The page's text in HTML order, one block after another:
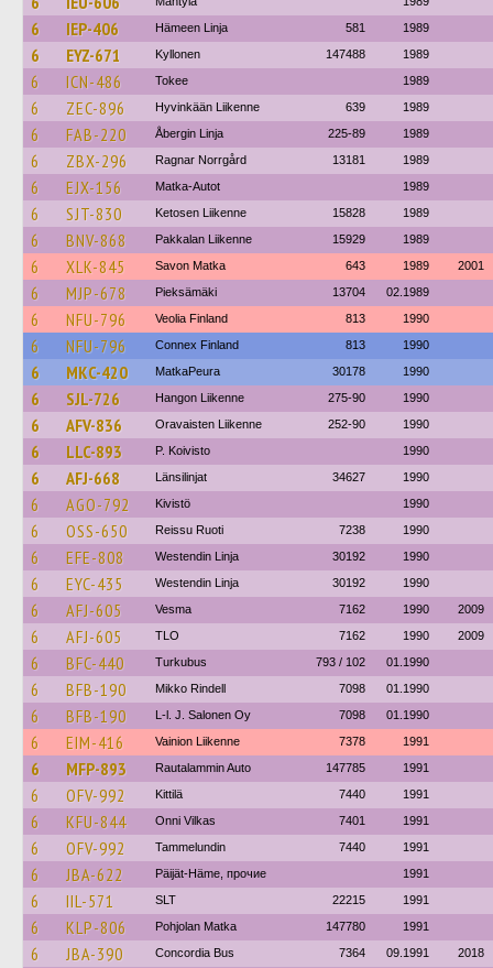
6 IEP-406 Hämeen Linja 581 1989
6 EYZ-671 Kyllonen 147488 1989
6 ICN-486 Tokee 1989
6 ZEC-896 Hyvinkään Liikenne 639 1989
6 FAB-220 Åbergin Linja 225-89 1989
6 ZBX-296 Ragnar Norrgård 13181 1989
6 EJX-156 Matka-Autot 1989
6 SJT-830 Ketosen Liikenne 15828 1989
6 BNV-868 Pakkalan Liikenne 15929 1989
6 XLK-845 Savon Matka 643 1989 2001
6 MJP-678 Pieksämäki 13704 02.1989
6 NFU-796 Veolia Finland 813 1990
6 NFU-796 Connex Finland 813 1990
6 MKC-420 MatkaPeura 30178 1990
6 SJL-726 Hangon Liikenne 275-90 1990
6 AFV-836 Oravaisten Liikenne 252-90 1990
6 LLC-893 P. Koivisto 1990
6 AFJ-668 Länsilinjat 34627 1990
6 AGO-792 Kivistö 1990
6 OSS-650 Reissu Ruoti 7238 1990
6 EFE-808 Westendin Linja 30192 1990
6 EYC-435 Westendin Linja 30192 1990
6 AFJ-605 Vesma 7162 1990 2009
6 AFJ-605 TLO 7162 1990 2009
6 BFC-440 Turkubus 793 / 102 01.1990
6 BFB-190 Mikko Rindell 7098 01.1990
6 BFB-190 L-l. J. Salonen Oy 7098 01.1990
6 EIM-416 Vainion Liikenne 7378 1991
6 MFP-893 Rautalammin Auto 147785 1991
6 OFV-992 Kittilä 7440 1991
6 KFU-844 Onni Vilkas 7401 1991
6 OFV-992 Tammelundin 7440 1991
6 JBA-622 Päijät-Häme, прочие 1991
6 IIL-571 SLT 22215 1991
6 KLP-806 Pohjolan Matka 147780 1991
6 JBA-390 Concordia Bus 7364 09.1991 2018